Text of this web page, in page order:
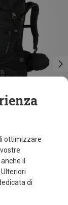
50
ottimizzare
il
di